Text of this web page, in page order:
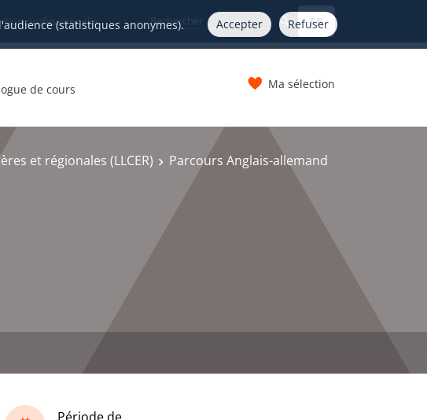
(statistiques anonymes). Accepter Refuser
professionnelle FR
de cours Ma sélection
et régionales (LLCER)
Parcours Anglais-allemand
Période de